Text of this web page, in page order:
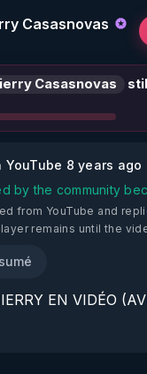
Casasnovas
Casasnovas
YouTube 8 years ago
by the community
from YouTube and
remains until the
EN VIDÉO